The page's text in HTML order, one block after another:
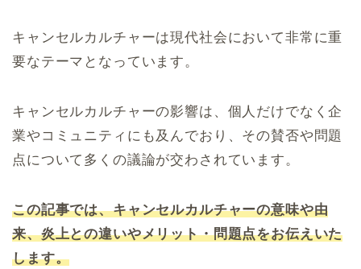
キャンセルカルチャーは現代社会において非常に重
要なテーマとなっています。
キャンセルカルチャーの影響は、個人だけでなく企
業やコミュニティにも及んでおり、その賛否や問題
点について多くの議論が交わされています。
この記事では、キャンセルカルチャーの意味や由
来、炎上との違いやメリット・問題点をお伝えいた
します。